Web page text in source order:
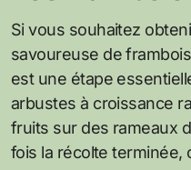
Si vous souhaitez
savoureuse de
est une étape
arbustes à croissance
fruits sur des rameaux
fois la récolte terminée,